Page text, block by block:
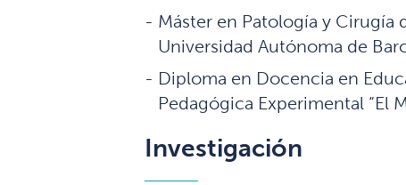
Máster en Patología y Cirugía
Universidad Autónoma de
Diploma en Docencia en
Pedagógica Experimental “El
Investigación